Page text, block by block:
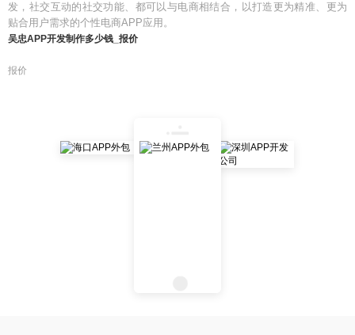
发，社交互动的社交功能、都可以与电商相结合，以打造更为精准、更为
贴合用户需求的个性电商APP应用。
吴忠APP开发制作多少钱_报价
报价